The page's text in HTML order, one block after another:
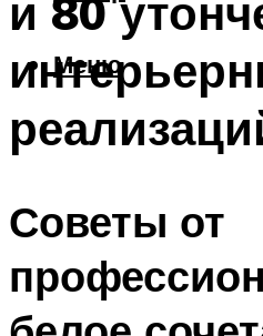
Меню
и 80
Советы от